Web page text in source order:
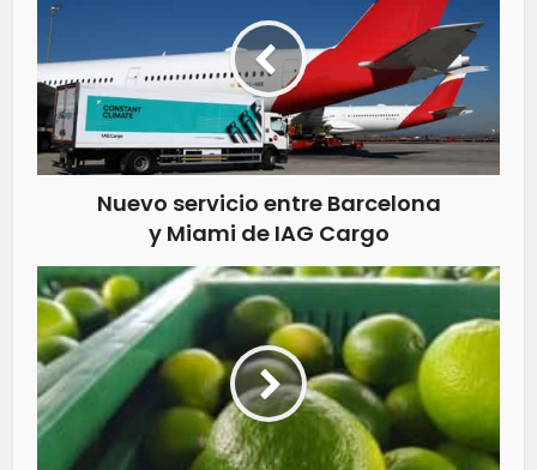
Nuevo servicio entre Barcelona
y Miami de IAG Cargo